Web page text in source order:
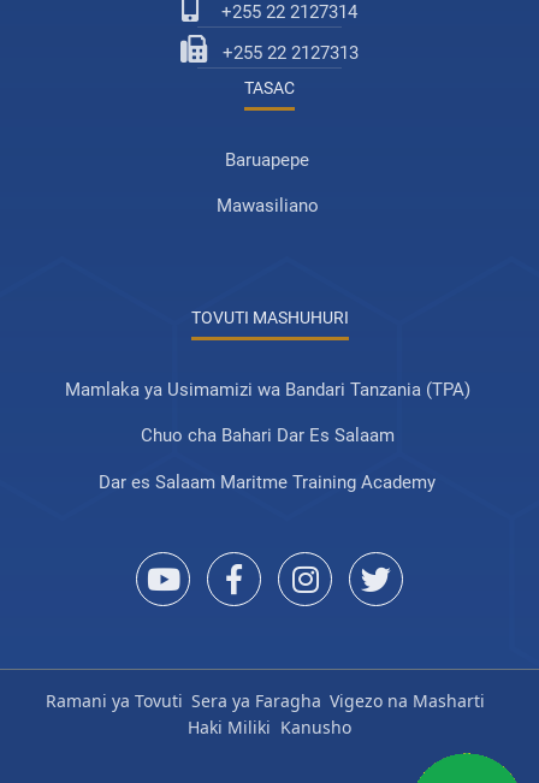
+255 22 2127314
+255 22 2127313
TASAC
Baruapepe
Mawasiliano
TOVUTI MASHUHURI
Mamlaka ya Usimamizi wa Bandari Tanzania (TPA)
Chuo cha Bahari Dar Es Salaam
Dar es Salaam Maritme Training Academy
Ramani ya Tovuti Sera ya Faragha Vigezo na Masharti
Haki Miliki Kanusho